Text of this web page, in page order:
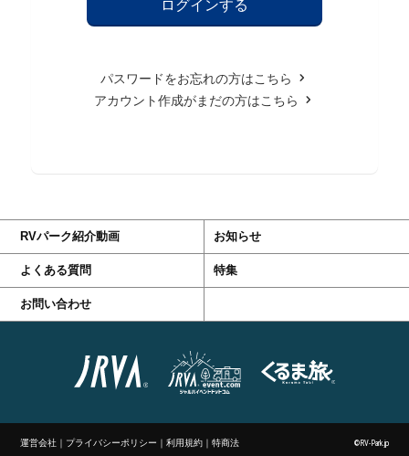
パスワードをお忘れの方はこちら
アカウント作成がまだの方はこちら
RVパーク紹介動画 お知らせ
よくある質問 特集
お問い合わせ
運営会社 ｜ プライバシーポリシー ｜利用規約 ｜特商法 ©RV-Park.jp